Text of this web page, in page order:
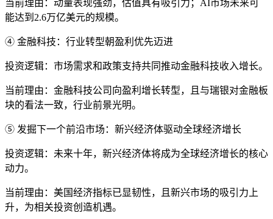
当前理由：动量表现强劲，估值具有吸引力；AI市场未来可
能达到2.6万亿美元的规模。
④ 金融科技：行业转型朝盈利优先迈进
投资逻辑：市场需求和政策支持共同推动金融科技收入增长。
当前理由：金融科技公司向盈利增长转型，且与瑞银对金融板
块的看法一致，行业前景光明。
⑤ 发掘下一个前沿市场：新兴经济体驱动全球经济增长
投资逻辑：未来十年，新兴经济体将成为全球经济增长的核心
动力。
当前理由：美国经济指标已显韧性，且新兴市场的吸引力上
升，为相关投资创造机遇。